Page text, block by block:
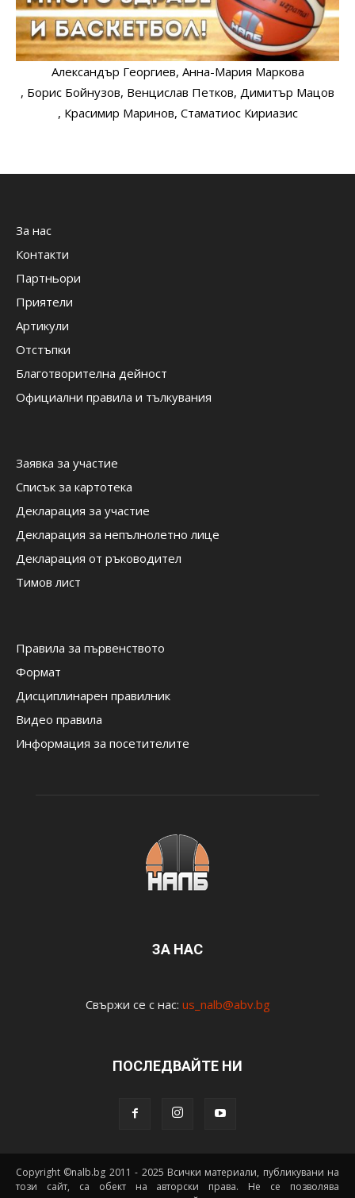
Александър Георгиев, Анна-Мария Маркова
, Борис Бойнузов, Венцислав Петков, Димитър Мацов
, Красимир Маринов, Стаматиос Кириазис
За нас
Контакти
Партньори
Приятели
Артикули
Отстъпки
Благотворителна дейност
Официални правила и тълкувания
Заявка за участие
Списък за картотека
Декларация за участие
Декларация за непълнолетно лице
Декларация от ръководител
Тимов лист
Правила за първенството
Формат
Дисциплинарен правилник
Видео правила
Информация за посетителите
ЗА НАС
Свържи се с нас: us_nalb@abv.bg
ПОСЛЕДВАЙТЕ НИ
Copyright ©nalb.bg 2011 - 2025 Всички материали, публикувани на
този сайт, са обект на авторски права. Не се позволява